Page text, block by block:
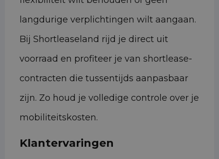
langdurige verplichtingen wilt aangaan.
Bij Shortleaseland rijd je direct uit
voorraad en profiteer je van shortlease-
contracten die tussentijds aanpasbaar
zijn. Zo houd je volledige controle over je
mobiliteitskosten.
Klantervaringen